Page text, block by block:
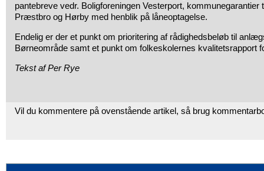
pantebreve vedr. Boligforeningen Vesterport,
Præstbro og Hørby med henblik på låneoptagelse.
Endelig er der et punkt om prioritering af rådighedsbeløb til
Børneområde samt et punkt om folkeskolernes kvalitetsrapport
Tekst af Per Rye
Vil du kommentere på ovenstående artikel, så brug